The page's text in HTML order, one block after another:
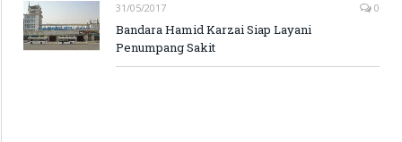
31/05/2017 0
Bandara Hamid Karzai Siap Layani
Penumpang Sakit